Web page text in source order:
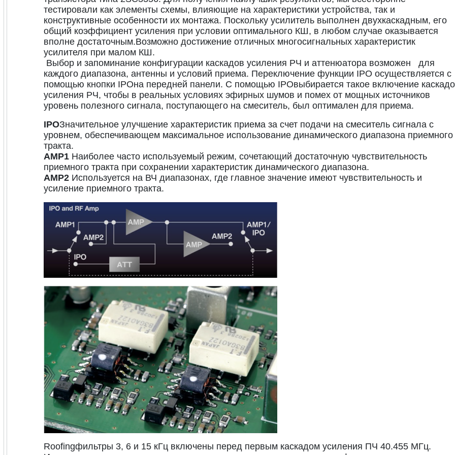
тестировали как элементы схемы, влияющие на характеристики устройства, так и
конструктивные особенности их монтажа. Поскольку усилитель выполнен двухкаскадным, его
общий коэффициент усиления при условии оптимального КШ, в любом случае оказывается
вполне достаточным.Возможно достижение отличных многосигнальных характеристик
усилителя при малом КШ.
Выбор и запоминание конфигурации каскадов усиления РЧ и аттенюатора возможен для
каждого диапазона, антенны и условий приема. Переключение функции IPO осуществляется с
помощью кнопки IPOна передней панели. С помощью IPOвыбирается такое включение
усиления РЧ, чтобы в реальных условиях эфирных шумов и помех от мощных источников
уровень полезного сигнала, поступающего на смеситель, был оптимален для приема.
IPOЗначительное улучшение характеристик приема за счет подачи на смеситель сигнала с
уровнем, обеспечивающем максимальное использование динамического диапазона приемного
тракта.
AMP1 Наиболее часто используемый режим, сочетающий достаточную чувствительность
приемного тракта при сохранении характеристик динамического диапазона.
AMP2 Используется на ВЧ диапазонах, где главное значение имеют чувствительность и
усиление приемного тракта.
Roofingфильтры 3, 6 и 15 кГц включены перед первым каскадом усиления ПЧ 40.455 МГц.